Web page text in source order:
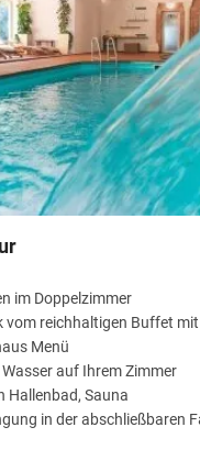
im Doppelzimmer
vom reichhaltigen Buffet mit
Menü
auf Ihrem Zimmer
Hallenbad, Sauna
in der abschließbaren